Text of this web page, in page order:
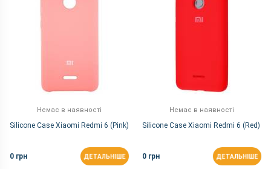
Немає в наявності
Silicone Case Xiaomi Redmi 6 (Pink)
0 грн ДЕТАЛЬНІШЕ
Немає в наявності
Silicone Case Xiaomi Redmi 6 (Red)
0 грн ДЕТАЛЬНІШЕ